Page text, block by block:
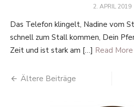
POSTED
2. APRIL 2019
Das Telefon klingelt, Nadine vom
schnell zum Stall kommen, Dein
Zeit und ist stark am […] Read More
Beitragsnavigation
Ältere Beiträge